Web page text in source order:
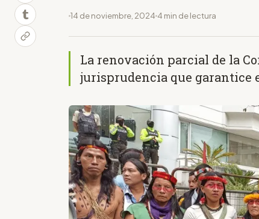
14 de noviembre, 2024 4 min de lectura
La renovación parcial de la
jurisprudencia que garantice